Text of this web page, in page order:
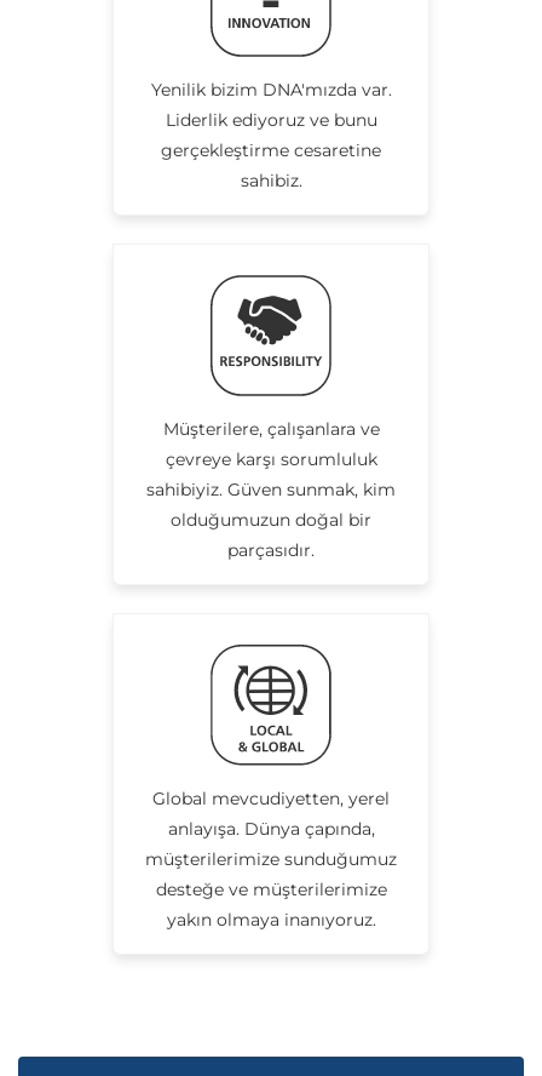
Yenilik bizim DNA'mızda var.
Liderlik ediyoruz ve bunu
gerçekleştirme cesaretine
sahibiz.
Müşterilere, çalışanlara ve
çevreye karşı sorumluluk
sahibiyiz. Güven sunmak, kim
olduğumuzun doğal bir
parçasıdır.
Global mevcudiyetten, yerel
anlayışa. Dünya çapında,
müşterilerimize sunduğumuz
desteğe ve müşterilerimize
yakın olmaya inanıyoruz.